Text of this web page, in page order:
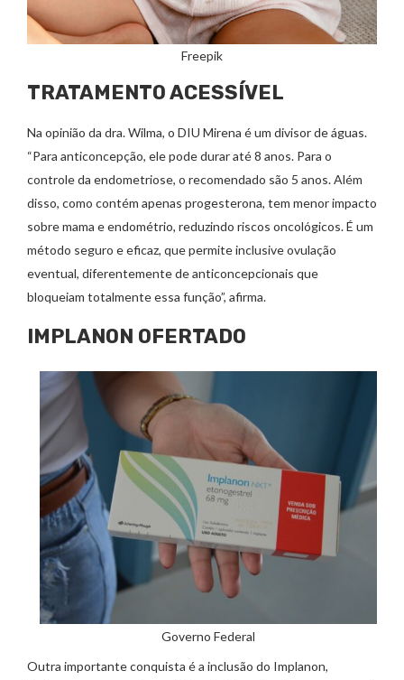
Freepik
TRATAMENTO ACESSÍVEL
Na opinião da dra. Wilma, o DIU Mirena é um divisor de águas.
“Para anticoncepção, ele pode durar até 8 anos. Para o
controle da endometriose, o recomendado são 5 anos. Além
disso, como contém apenas progesterona, tem menor impacto
sobre mama e endométrio, reduzindo riscos oncológicos. É um
método seguro e eficaz, que permite inclusive ovulação
eventual, diferentemente de anticoncepcionais que
bloqueiam totalmente essa função”, afirma.
IMPLANON OFERTADO
Governo Federal
Outra importante conquista é a inclusão do Implanon,